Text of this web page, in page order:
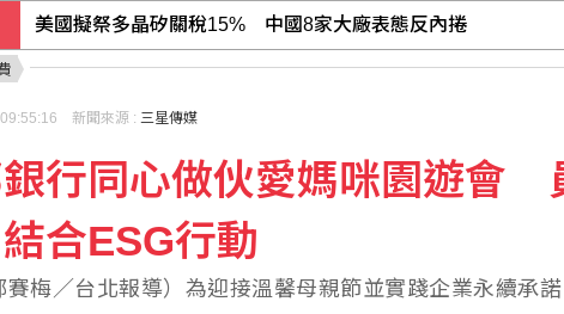
美國擬祭多晶矽關稅15% 中國8家大廠表態反內捲
採購疫苗遭詐 慈濟委任律師：不排除民事訴訟求償
石崇良、姜至剛真請辭？莊瑞雄一句震撼回應
新聞來源 : 三星傳媒
行同心做伙愛媽咪園遊會
合ESG行動
賽梅／台北報導）為迎接溫馨母親節並實踐企業永續承